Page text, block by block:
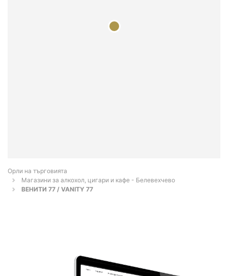
Орли на търговията
Магазини за алкохол, цигари и кафе - Белевехчево
ВЕНИТИ 77 / VANITY 77